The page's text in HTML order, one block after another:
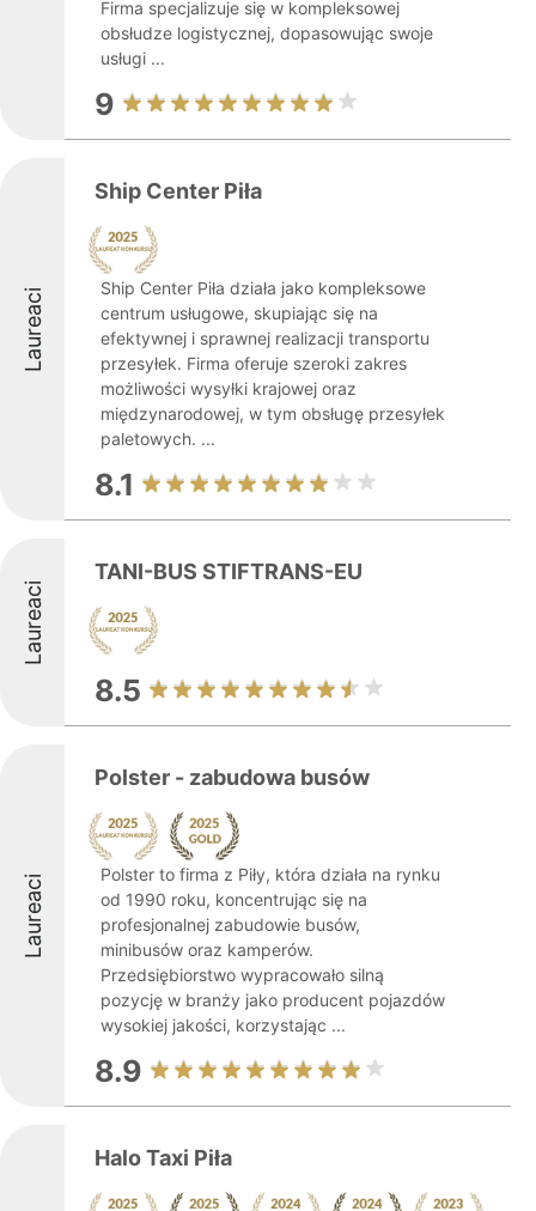
Firma specjalizuje się w kompleksowej
obsłudze logistycznej, dopasowując swoje
usługi ...
9
Laureaci
Ship Center Piła
Ship Center Piła działa jako kompleksowe
centrum usługowe, skupiając się na
efektywnej i sprawnej realizacji transportu
przesyłek. Firma oferuje szeroki zakres
możliwości wysyłki krajowej oraz
międzynarodowej, w tym obsługę przesyłek
paletowych. ...
8.1
Laureaci
TANI-BUS STIFTRANS-EU
8.5
Laureaci
Polster - zabudowa busów
Polster to firma z Piły, która działa na rynku
od 1990 roku, koncentrując się na
profesjonalnej zabudowie busów,
minibusów oraz kamperów.
Przedsiębiorstwo wypracowało silną
pozycję w branży jako producent pojazdów
wysokiej jakości, korzystając ...
8.9
Halo Taxi Piła